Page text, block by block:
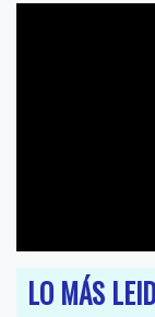
LO MÁS